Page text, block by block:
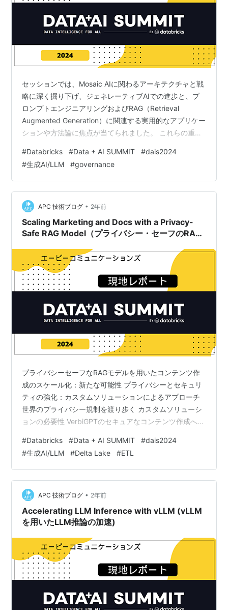
セッションでは、Mosaic AIに関わるアーキテクチャと戦
略に深く掘り下げ、ジェネレーティブAIでの進歩と、プ
ロンプトエンジニアリングおよびRAG（Retrieval
Augmented Generation）に関連する実用的なアプリケー
ションや方法論に焦点が当てられました。 これらの重要
めの重要な基盤を形成し、意思決定の精度を向上させま
す。 このセッションの参加者は、MLflowおよびベクター
サーチなどのツールを利用して、エンタープライズグレ
ードのジェネレーティブAIアプリケーションの開発と実
装に関して、深い理解を得る事ができました。 1…
#Databricks #Data + AI SUMMIT #dais2024
#生成AI/LLM #governance
APC 技術ブログ • 2年前
Scaling Marketing and Docs with a Privacy-
Safe RAG Model（プライバシー・セーフのRAG
拡大する）
プライバシーセーフなRAGモデルを用いたコンテンツ作
成のスケール化：新たな可能性 プライバシーとセキュリ
ティの強化：カスタムソリューションによるアプローチ
世界のプライバシー規制を渡り歩く カスタムソリューシ
ョンの必要性 VerbiGPTのセキュアなコンテンツ作成への
ィ 細かいアクセス制御の重要性 セクション4: VerbiGPT
でコンテンツ作成を効率化 コンテンツ生成におけるプラ
イバシー準拠の確保 コンテンツ生成におけるプライバシ
ー準拠の確保 まとめ プライバシーセーフなRAGモデルを
用いたコンテンツ作成のスケール化：新たな可能性 …
#Databricks #Data + AI SUMMIT #dais2024
#生成AI/LLM #Delta Lake #ETL
APC 技術ブログ • 2年前
Accelerating LLM Inference with vLLM (vLLM
を用いたLLM推論の加速)